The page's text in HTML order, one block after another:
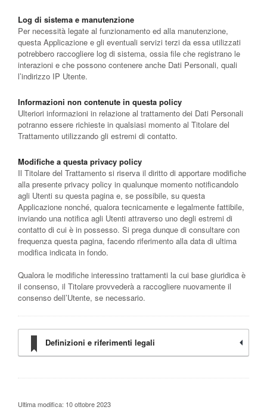
Log di sistema e manutenzione
Per necessità legate al funzionamento ed alla manutenzione,
questa Applicazione e gli eventuali servizi terzi da essa utilizzati
potrebbero raccogliere log di sistema, ossia file che registrano le
interazioni e che possono contenere anche Dati Personali, quali
l’indirizzo IP Utente.
Informazioni non contenute in questa policy
Ulteriori informazioni in relazione al trattamento dei Dati Personali
potranno essere richieste in qualsiasi momento al Titolare del
Trattamento utilizzando gli estremi di contatto.
Modifiche a questa privacy policy
Il Titolare del Trattamento si riserva il diritto di apportare modifiche
alla presente privacy policy in qualunque momento notificandolo
agli Utenti su questa pagina e, se possibile, su questa
Applicazione nonché, qualora tecnicamente e legalmente fattibile,
inviando una notifica agli Utenti attraverso uno degli estremi di
contatto di cui è in possesso. Si prega dunque di consultare con
frequenza questa pagina, facendo riferimento alla data di ultima
modifica indicata in fondo.
Qualora le modifiche interessino trattamenti la cui base giuridica è
il consenso, il Titolare provvederà a raccogliere nuovamente il
consenso dell’Utente, se necessario.
Definizioni e riferimenti legali
Ultima modifica: 10 ottobre 2023